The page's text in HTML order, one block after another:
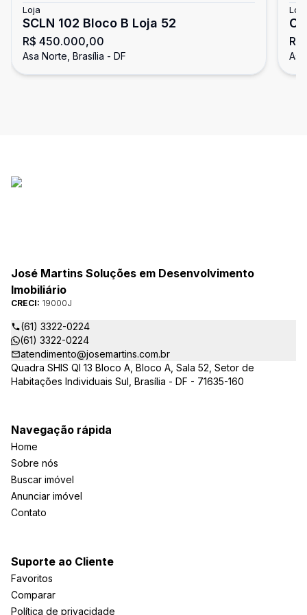
Loja
SCLN 102 Bloco B Loja 52
R$ 450.000,00
Asa Norte, Brasília - DF
Loja
José Martins Soluções em Desenvolvimento
Imobiliário
CRECI: 19000J
(61) 3322-0224
(61) 3322-0224
atendimento@josemartins.com.br
Quadra SHIS QI 13 Bloco A, Bloco A, Sala 52, Setor de
Habitações Individuais Sul, Brasília - DF - 71635-160
Navegação rápida
Home
Sobre nós
Buscar imóvel
Anunciar imóvel
Contato
Suporte ao Cliente
Favoritos
Comparar
Política de privacidade